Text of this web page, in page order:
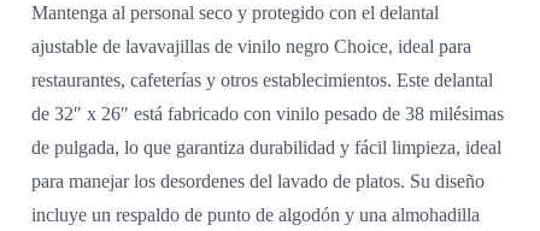
Mantenga al personal seco y protegido con el delantal
ajustable de lavavajillas de vinilo negro Choice, ideal para
restaurantes, cafeterías y otros establecimientos. Este delantal
de 32″ x 26″ está fabricado con vinilo pesado de 38 milésimas
de pulgada, lo que garantiza durabilidad y fácil limpieza, ideal
para manejar los desordenes del lavado de platos. Su diseño
incluye un respaldo de punto de algodón y una almohadilla